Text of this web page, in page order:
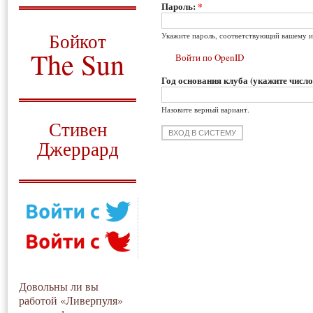
Бойкот
The Sun
Стивен
Джеррард
Довольны ли вы
работой «Ливерпуля»
Пароль:*
Укажите пароль, соответствующий вашему
Войти по OpenID
Год основания клуба (укажите
Назовите верный вариант.